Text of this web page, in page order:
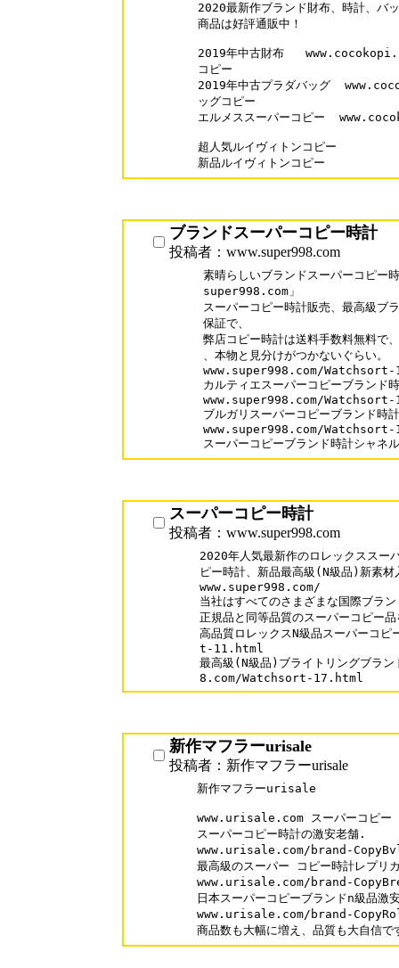
2020最新作ブランド財布、時計、バ
商品は好評通販中！
2019年中古財布
コピー
2019年中古プラダバッグ
ッグコピー
エルメススーパーコピー
超人気ルイヴィトンコピー
ブランドスーパーコピー時計
投稿者：www.super998.com
素晴らしいブランドスーパーコピー
super998.com」
スーパーコピー時計販売、最高級ブ
保証で、
弊店コピー時計は送料手数料無料で
、本物と見分けがつかないぐらい。
www.super998.com/
カルティエスーパーコピーブランド
www.super998.com/
ブルガリスーパーコピーブランド時計
www.super998.com/
スーパーコピーブランド時計シャネル
スーパーコピー時計
投稿者：www.super998.com
2020年人気最新作のロレックススー
ピー時計、新品最高級(N級品)新素材
www.super998.com/
当社はすべてのさまざまな国際ブラ
正規品と同等品質のスーパーコピー
高品質ロレックスN級品スーパー
t-11.html
最高級(N級品)ブライトリングブラ
8.com/Watchsort-17.html
新作マフラーurisale
投稿者：新作マフラーurisale
新作マフラーurisale
www.urisale.com スーパーコピー
スーパーコピー時計の激安老舗.
www.urisale.com/brand-
最高級のスーパー コピー時計レプリ
www.urisale.com/brand-
日本スーパーコピーブランドn級品激
www.urisale.com/brand-
商品数も大幅に増え、品質も大自信で